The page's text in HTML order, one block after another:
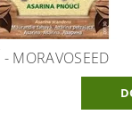
MORAVOSEED